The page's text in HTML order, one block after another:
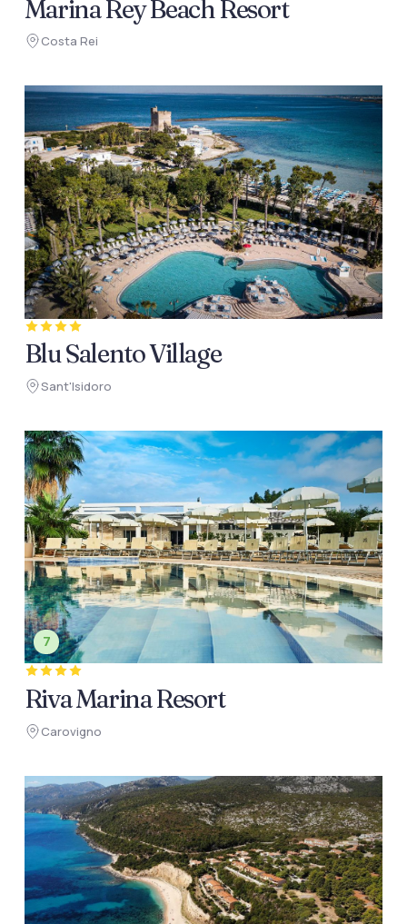
Marina Rey Beach Resort
Costa Rei
Blu Salento Village
Sant'Isidoro
7
Riva Marina Resort
Carovigno